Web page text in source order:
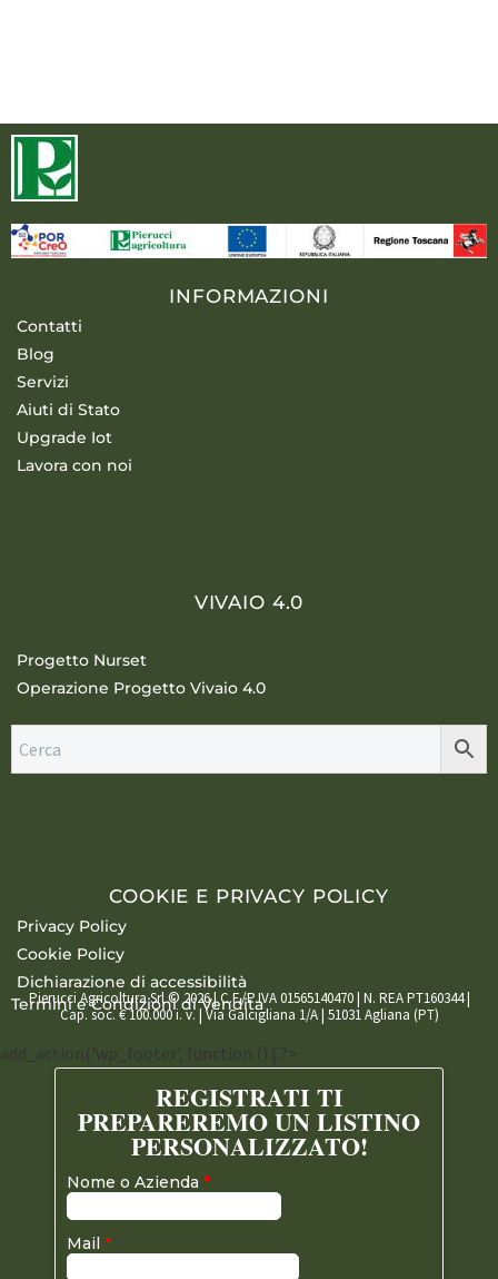
INFORMAZIONI
Contatti
Blog
Servizi
Aiuti di Stato
Upgrade Iot
Lavora con noi
VIVAIO 4.0
Progetto Nurset
Operazione Progetto Vivaio 4.0
COOKIE E PRIVACY POLICY
Privacy Policy
Cookie Policy
Dichiarazione di accessibilità
Termini e Condizioni di Vendita
Pierucci Agricoltura Srl © 2026 | C.F./P.IVA 01565140470 | N. REA PT160344 |
Cap. soc. € 100.000 i. v. | Via Galcigliana 1/A | 51031 Agliana (PT)
add_action('wp_footer', function () { ?>